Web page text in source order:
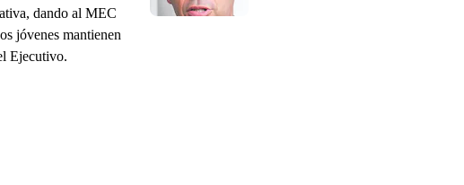
dando al MEC
jóvenes mantienen
Ejecutivo.